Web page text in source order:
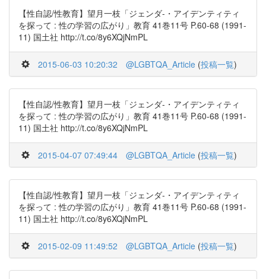
【性自認/性教育】望月一枝「ジェンダ-・アイデンティティ
を探って : 性の学習の広がり」教育 41巻11号 P.60-68 (1991-
11) 国土社 http://t.co/8y6XQjNmPL
2015-06-03 10:20:32 @LGBTQA_Article (投稿一覧)
【性自認/性教育】望月一枝「ジェンダ-・アイデンティティ
を探って : 性の学習の広がり」教育 41巻11号 P.60-68 (1991-
11) 国土社 http://t.co/8y6XQjNmPL
2015-04-07 07:49:44 @LGBTQA_Article (投稿一覧)
【性自認/性教育】望月一枝「ジェンダ-・アイデンティティ
を探って : 性の学習の広がり」教育 41巻11号 P.60-68 (1991-
11) 国土社 http://t.co/8y6XQjNmPL
2015-02-09 11:49:52 @LGBTQA_Article (投稿一覧)